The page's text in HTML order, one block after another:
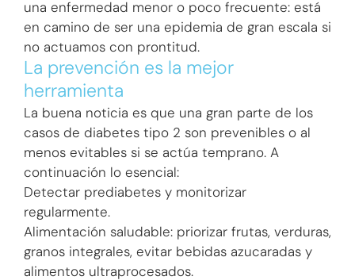
una enfermedad menor o poco frecuente: está
en camino de ser una epidemia de gran escala si
no actuamos con prontitud.
La prevención es la mejor
herramienta
La buena noticia es que una gran parte de los
casos de diabetes tipo 2 son prevenibles o al
menos evitables si se actúa temprano. A
continuación lo esencial:
Detectar prediabetes y monitorizar
regularmente.
Alimentación saludable: priorizar frutas, verduras,
granos integrales, evitar bebidas azucaradas y
alimentos ultraprocesados.